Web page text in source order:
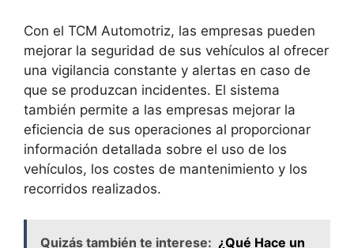
Con el TCM Automotriz, las empresas pueden
mejorar la seguridad de sus vehículos al ofrecer
una vigilancia constante y alertas en caso de
que se produzcan incidentes. El sistema
también permite a las empresas mejorar la
eficiencia de sus operaciones al proporcionar
información detallada sobre el uso de los
vehículos, los costes de mantenimiento y los
recorridos realizados.
Quizás también te interese: ¿Qué Hace un